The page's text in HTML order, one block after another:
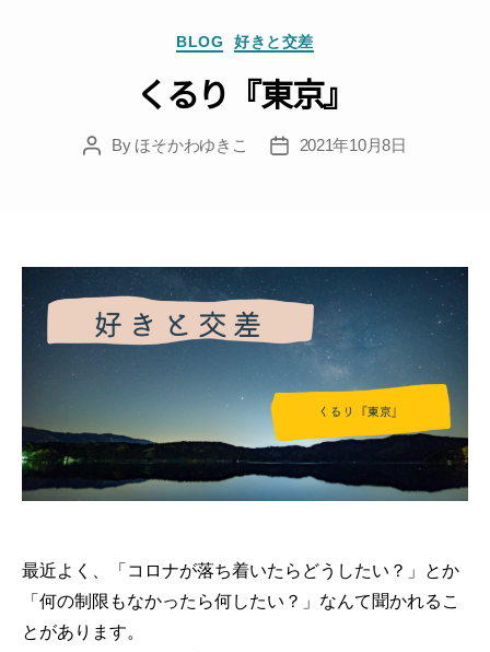
Categories
BLOG 好きと交差
くるり『東京』
PostBy ほそかわゆきこ
Post2021年10月8日
最近よく、「コロナが落ち着いたらどうしたい？」とか
「何の制限もなかったら何したい？」なんて聞かれるこ
とがあります。